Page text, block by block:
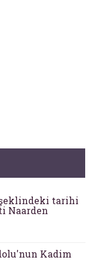
şeklindeki tarihi
Naarden
Kadim